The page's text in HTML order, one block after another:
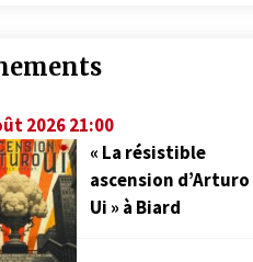
2026 21:00
« La résistible
ascension d’Arturo
Ui » à Biard